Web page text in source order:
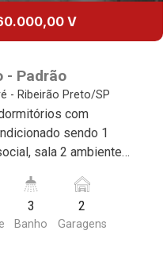
V
- Padrão
- Ribeirão Preto/SP
com
sendo 1
sala 2 ambientes,
sacada, 2 vagas,
próximo a Av.
3
Banho
2
Garagens